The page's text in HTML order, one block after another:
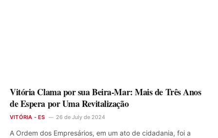
Vitória Clama por sua Beira-Mar: Mais de Três Anos
de Espera por Uma Revitalização
VITÓRIA - ES 26 de July de 2024
A Ordem dos Empresários, em um ato de cidadania, foi a